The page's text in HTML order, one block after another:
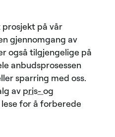
på vår
gjennomgang av
også tilgjengelige på
anbudsprosessen
sparring med oss.
av pris- og
for å forberede